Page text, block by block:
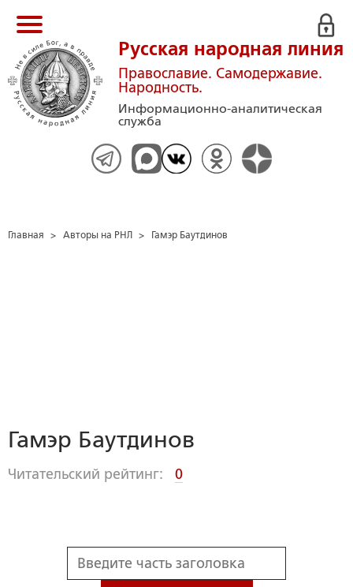
Русская народная линия
Православие. Самодержавие.
Народность.
Информационно-аналитическая
служба
Главная > Авторы на РНЛ > Гамэр Баутдинов
Гамэр Баутдинов
Читательский рейтинг: 0